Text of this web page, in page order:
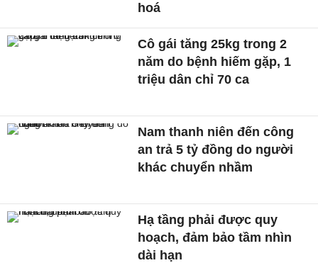
hoá
Cô gái tăng 25kg trong 2
năm do bệnh hiếm gặp, 1
triệu dân chỉ 70 ca
Nam thanh niên đến công
an trả 5 tỷ đồng do người
khác chuyển nhầm
Hạ tầng phải được quy
hoạch, đảm bảo tầm nhìn
dài hạn